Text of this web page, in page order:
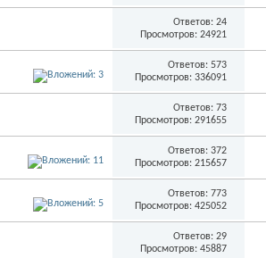
Ответов: 24
Просмотров: 24921
Ответов: 573
Просмотров: 336091
Ответов: 73
Просмотров: 291655
Ответов: 372
Просмотров: 215657
Ответов: 773
Просмотров: 425052
Ответов: 29
Просмотров: 45887